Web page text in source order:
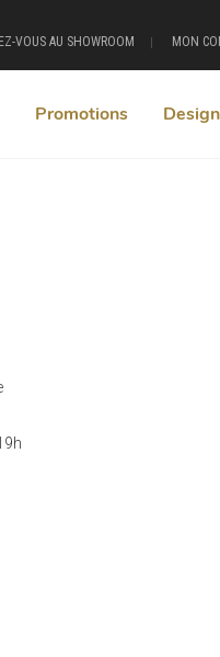
VOUS AU SHOWROOM MON
Promotions